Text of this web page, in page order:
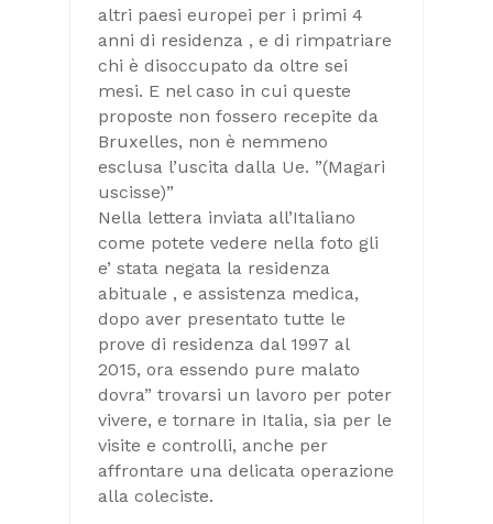
altri paesi europei per i primi 4
anni di residenza , e di rimpatriare
chi è disoccupato da oltre sei
mesi. E nel caso in cui queste
proposte non fossero recepite da
Bruxelles, non è nemmeno
esclusa l’uscita dalla Ue. ”(Magari
uscisse)”
Nella lettera inviata all’Italiano
come potete vedere nella foto gli
e’ stata negata la residenza
abituale , e assistenza medica,
dopo aver presentato tutte le
prove di residenza dal 1997 al
2015, ora essendo pure malato
dovra” trovarsi un lavoro per poter
vivere, e tornare in Italia, sia per le
visite e controlli, anche per
affrontare una delicata operazione
alla coleciste.